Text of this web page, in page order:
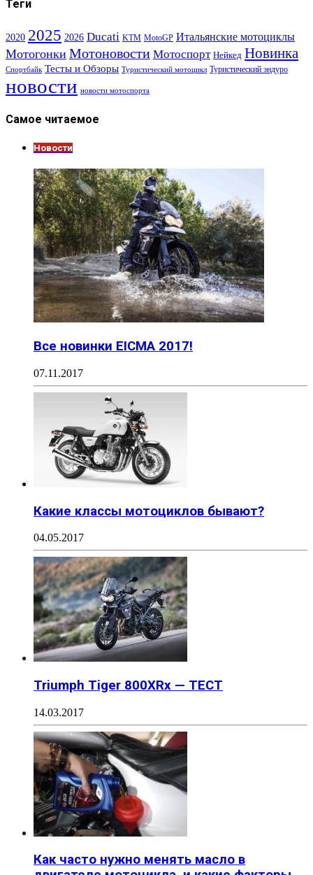
Теги
2020 2025 2026 Ducati KTM MotoGP Итальянские мотоциклы
Мотогонки Мотоновости Мотоспорт Нейкед Новинка
Спортбайк Тесты и Обзоры Туристический мотоцикл Туристический эндуро
новости новости мотоспорта
Самое читаемое
Новости
Все новинки EICMA 2017!
07.11.2017
Какие классы мотоциклов бывают?
04.05.2017
Triumph Tiger 800XRx — ТЕСТ
14.03.2017
Как часто нужно менять масло в